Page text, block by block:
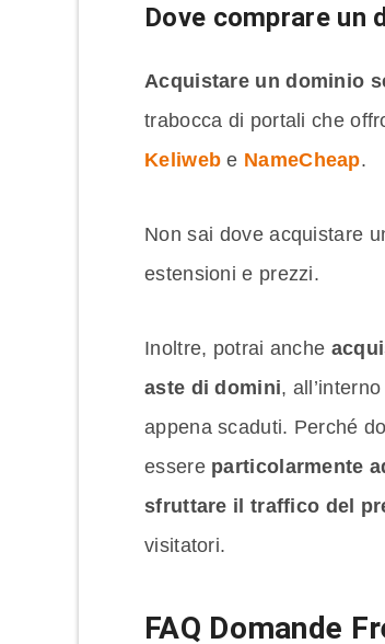
Dove comprare un
Acquistare un dominio
trabocca di portali che
Keliweb e NameCheap.
Non sai dove acquistare
estensioni e prezzi.
Inoltre, potrai anche
aste di domini,
appena scaduti. Perché
essere particolarmente
sfruttare il traffico del
visitatori.
FAQ Domande